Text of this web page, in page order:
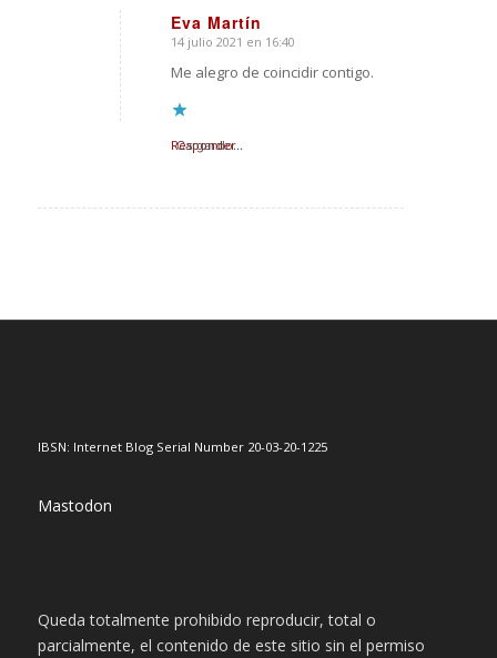
Eva Martín
Dice:
14 julio 2021 en 16:40
Me alegro de coincidir contigo.
Cargando...
Responder
IBSN: Internet Blog Serial Number 20-03-20-1225
Mastodon
Queda totalmente prohibido reproducir, total o
parcialmente, el contenido de este sitio sin el permiso